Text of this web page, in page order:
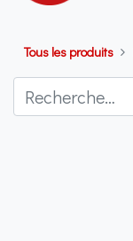
Tous les produits